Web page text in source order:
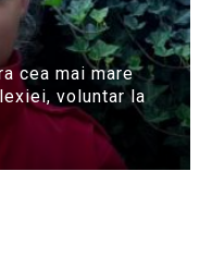
cea mai mare
voluntar la